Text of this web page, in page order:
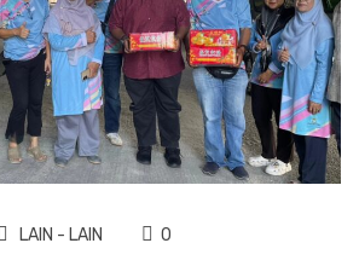
LAIN - LAIN 0